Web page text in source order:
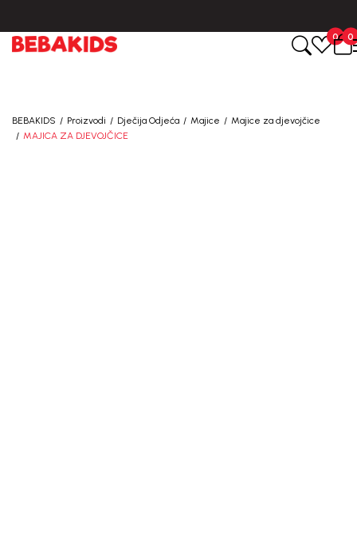
0 0
BEBAKIDS Proizvodi Dječija Odjeća Majice
Majice za djevojčice
MAJICA ZA DJEVOJČICE